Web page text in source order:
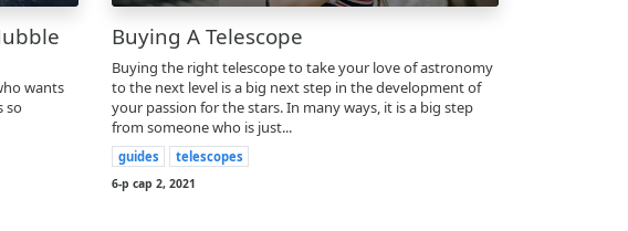
wants
so
Buying A Telescope
Buying the right telescope to take your love of astronomy
to the next level is a big next step in the development of
your passion for the stars. In many ways, it is a big step
from someone who is just...
guides telescopes
6-р сар 2, 2021